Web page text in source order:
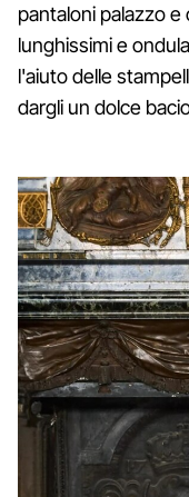
pantaloni palazzo
lunghissimi e
l'aiuto delle
dargli un dolce